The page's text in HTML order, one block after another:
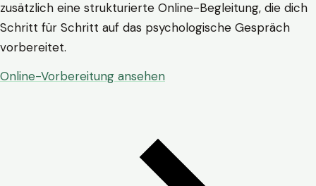
zusätzlich eine strukturierte Online-Begleitung, die dich
Schritt für Schritt auf das psychologische Gespräch
vorbereitet.
Online-Vorbereitung ansehen